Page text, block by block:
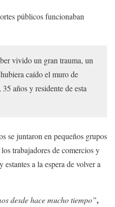
públicos funcionaban
vivido un gran trauma, un
caído el muro de
años y residente de esta
se juntaron en pequeños grupos
trabajadores de comercios y
a la espera de volver a
desde hace mucho tiempo”,